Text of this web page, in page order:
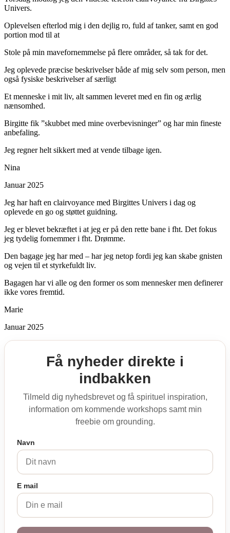
Univers.
Oplevelsen efterlod mig i den dejlig ro, fuld af tanker, samt en god
portion mod til at
Stole på min mavefornemmelse på flere områder, så tak for det.
Jeg oplevede præcise beskrivelser både af mig selv som person, men
også fysiske beskrivelser af særligt
Et menneske i mit liv, alt sammen leveret med en fin og ærlig
nænsomhed.
Birgitte fik ”skubbet med mine overbevisninger” og har min fineste
anbefaling.
Jeg regner helt sikkert med at vende tilbage igen.
Nina
Januar 2025
Jeg har haft en clairvoyance med Birgittes Univers i dag og
oplevede en go og støttet guidning.
Jeg er blevet bekræftet i at jeg er på den rette bane i fht. Det fokus
jeg tydelig fornemmer i fht. Drømme.
Den bagage jeg har med – har jeg netop fordi jeg kan skabe gnisten
og vejen til et styrkefuldt liv.
Bagagen har vi alle og den former os som mennesker men definerer
ikke vores fremtid.
Marie
Januar 2025
Få nyheder direkte i
indbakken
Tilmeld dig nyhedsbrevet og få spirituel inspiration,
information om kommende workshops samt min
freebie om grounding.
Navn
E mail